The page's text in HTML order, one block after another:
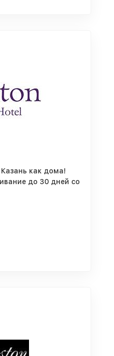
как дома!
до 30 дней со